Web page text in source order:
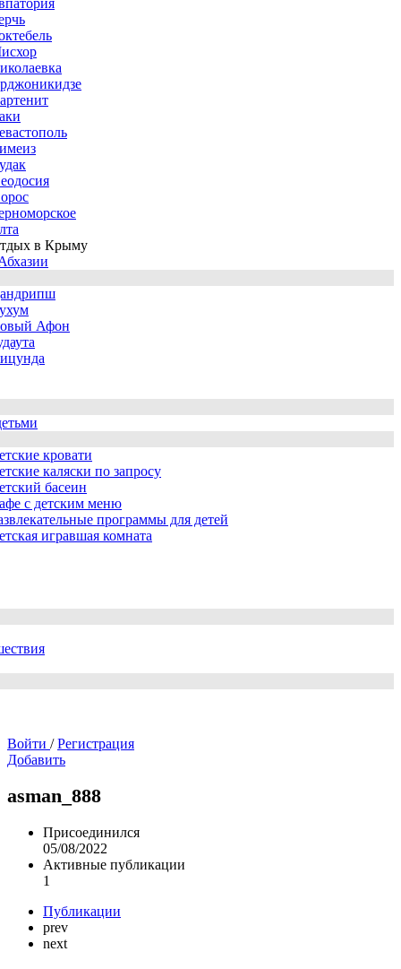
в Крыму
Афон
кровати
каляски по запросу
басеин
с детским меню
программы для детей
игравшая комната
Войти / Регистрация
Добавить
asman_888
Присоединился
05/08/2022
Активные публикации
1
Публикации
prev
next